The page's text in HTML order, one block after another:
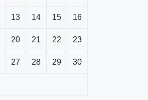
13 14 15 16
20 21 22 23
27 28 29 30